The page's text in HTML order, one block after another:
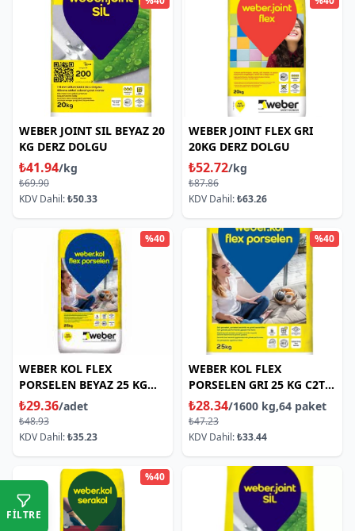
FİLTRE
WEBER JOINT SIL BEYAZ 20
KG DERZ DOLGU
₺41.94/kg
₺69.90
KDV Dahil:₺50.33
WEBER JOINT FLEX GRI
20KG DERZ DOLGU
₺52.72/kg
₺87.86
KDV Dahil:₺63.26
%40
WEBER KOL FLEX
PORSELEN BEYAZ 25 KG
C2TE YAPISTIRI
₺29.36/adet
₺48.93
KDV Dahil:₺35.23
%40
WEBER KOL FLEX
PORSELEN GRI 25 KG C2TE
YAPISTIRICI
₺28.34/1600 kg,64 paket
₺47.23
KDV Dahil:₺33.44
%40